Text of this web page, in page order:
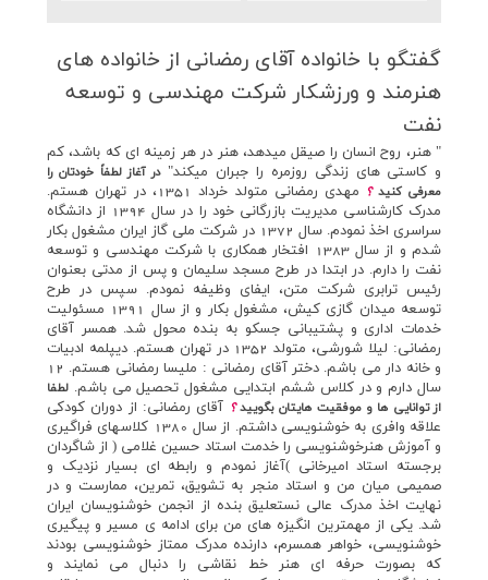
گفتگو با خانواده آقای رمضانی از خانواده های
هنرمند و ورزشكار شركت مهندسی و توسعه
نفت
" هنر، روح انسان را صيقل ميدهد، هنر در هر زمينه اي که باشد، کم
و کاستي هاي زندگي روزمره را جبران ميکند"در آغاز لطفاً خودتان را
معرفي كنيد ؟
مهدي رمضاني متولد خرداد 1351، در تهران هستم.
مدرک کارشناسي مديريت بازرگاني خود را در سال 1394 از دانشگاه
سراسري اخذ نمودم. سال 1372 در شرکت ملي گاز ايران مشغول بکار
شدم و از سال 1383 افتخار همکاري با شرکت مهندسي و توسعه
نفت را دارم. در ابتدا در طرح مسجد سليمان و پس از مدتي بعنوان
رئيس ترابري شرکت متن، ايفاي وظيفه نمودم. سپس در طرح
توسعه ميدان گازي کيش، مشغول بکار و از سال 1391 مسئوليت
خدمات اداري و پشتيباني جسکو به بنده محول شد. همسر آقاي
رمضاني: ليلا شورشي، متولد 1352 در تهران هستم. ديپلمه ادبيات
و خانه دار مي باشم. دختر آقاي رمضاني : مليسا رمضاني هستم. 12
سال دارم و در کلاس ششم ابتدايي مشغول تحصيل مي باشم. لطفا
از توانايي ها و موفقيت هايتان بگوييد؟ آقاي رمضاني: از دوران کودکي
علاقه وافري به خوشنويسي داشتم. از سال 1380 کلاسهاي فراگيري
و آموزش هنرخوشنويسي را خدمت استاد حسين غلامي ( از شاگردان
برجسته استاد اميرخاني )آغاز نمودم و رابطه اي بسيار نزديک و
صميمي ميان من و استاد منجر به تشويق، تمرين، ممارست و در
نهايت اخذ مدرک عالي نستعليق بنده از انجمن خوشنويسان ايران
شد. يکي از مهمترين انگيزه هاي من براي ادامه ي مسير و پيگيري
خوشنويسي، خواهر همسرم، دارنده مدرک ممتاز خوشنويسي بودند
که بصورت حرفه اي هنر خط نقاشي را دنبال مي نمايند و